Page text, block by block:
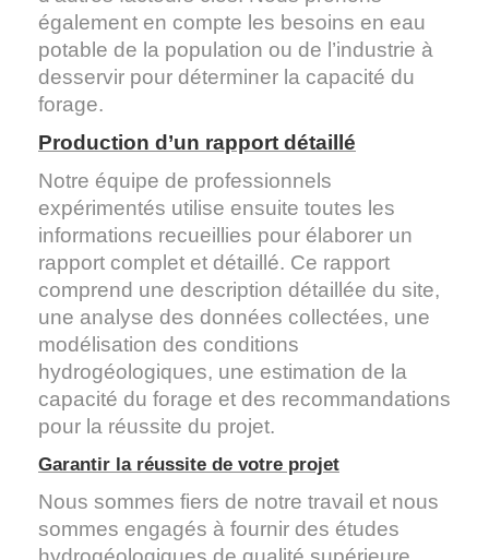
également en compte les besoins en eau
potable de la population ou de l’industrie à
desservir pour déterminer la capacité du
forage.
Production d’un rapport détaillé
Notre équipe de professionnels
expérimentés utilise ensuite toutes les
informations recueillies pour élaborer un
rapport complet et détaillé. Ce rapport
comprend une description détaillée du site,
une analyse des données collectées, une
modélisation des conditions
hydrogéologiques, une estimation de la
capacité du forage et des recommandations
pour la réussite du projet.
Garantir la réussite de votre projet
Nous sommes fiers de notre travail et nous
sommes engagés à fournir des études